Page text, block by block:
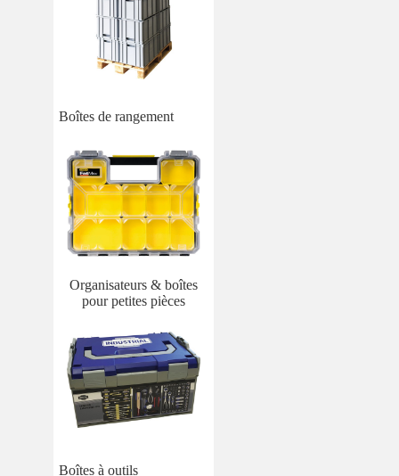
Boîtes de rangement
Organisateurs & boîtes
pour petites pièces
Boîtes à outils